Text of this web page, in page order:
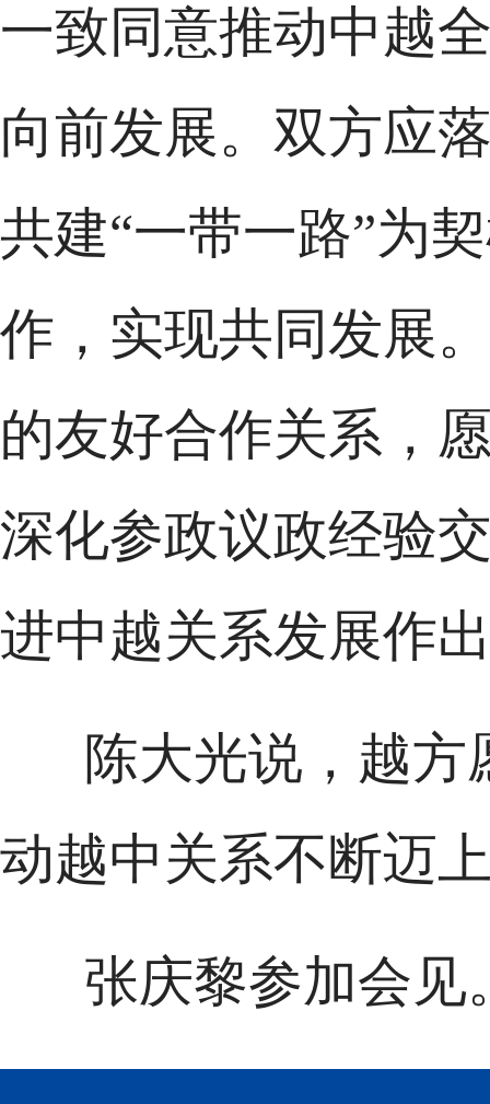
一致同意推动中越
向前发展。双方应
共建“一带一路”为
作，实现共同发展
的友好合作关系，
深化参政议政经验
进中越关系发展作
陈大光说，越
动越中关系不断迈
张庆黎参加会见